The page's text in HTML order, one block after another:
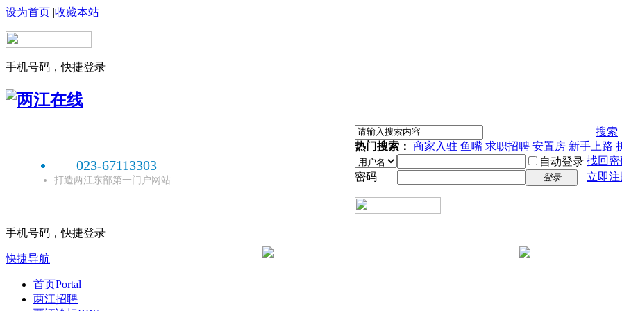
设为首页 |收藏本站
手机号码，快捷登录
023-67113303
打造两江东部第一门户网站
搜索
热门搜索： 商家入驻 鱼嘴 求职招聘 安置房 新手上路
自动登录 找回密
密码
登录 立即
手机号码，快捷登录
快捷导航
首页Portal
两江招聘